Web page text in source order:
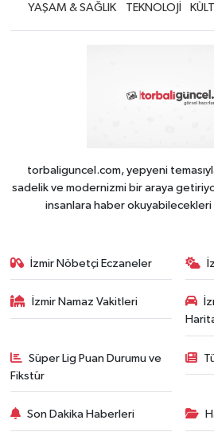
YAŞAM & SAĞLIK
TEKNOLOJİ
torbaliguncel.com, yepyeni
sadelik ve modernizmi bir araya
insanlara haber okuyabilecekleri
İzmir Nöbetçi Eczaneler
İzmir Namaz Vakitleri
Süper Lig Puan Durumu ve
Fikstür
Son Dakika Haberleri